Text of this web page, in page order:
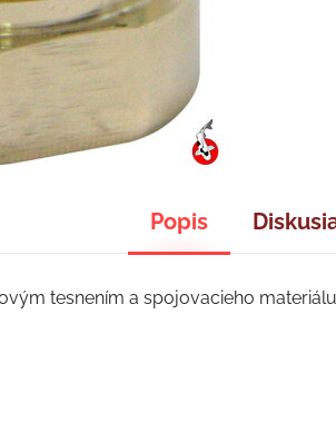
Popis
tesnením a spojovacieho